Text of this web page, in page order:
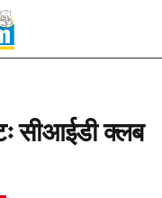
सीआईडी क्लब